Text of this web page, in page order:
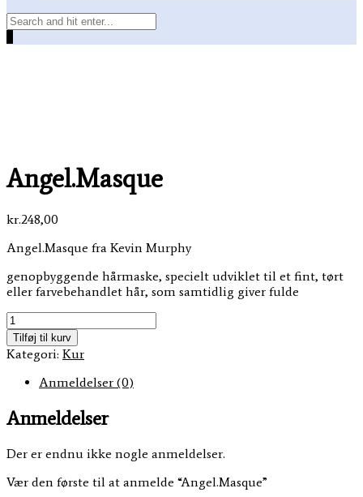
Angel.Masque
kr.248,00
Angel.Masque fra Kevin Murphy
genopbyggende hårmaske, specielt udviklet til et fint, tørt
eller farvebehandlet hår, som samtidlig giver fulde
Angel.Masque
antal
Tilføj til kurv
Kategori: Kur
Anmeldelser (0)
Anmeldelser
Der er endnu ikke nogle anmeldelser.
Vær den første til at anmelde “Angel.Masque”